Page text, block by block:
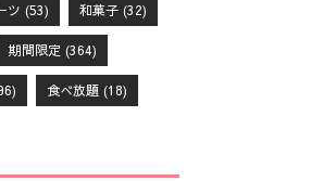
ツ (53) 和菓子(32)
期間限定 (364)
食べ放題(18)